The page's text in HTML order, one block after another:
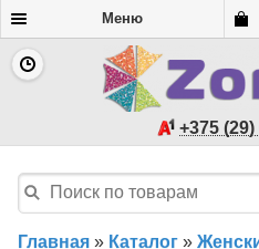
Меню
+375
Главная » Каталог »